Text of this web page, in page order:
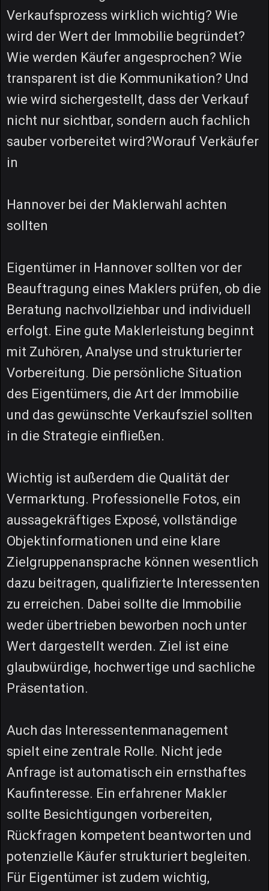
Verkaufsprozess wirklich wichtig? Wie
wird der Wert der Immobilie begründet?
Wie werden Käufer angesprochen? Wie
transparent ist die Kommunikation? Und
wie wird sichergestellt, dass der Verkauf
nicht nur sichtbar, sondern auch fachlich
sauber vorbereitet wird?Worauf Verkäufer
in
Hannover bei der Maklerwahl achten
sollten
Eigentümer in Hannover sollten vor der
Beauftragung eines Maklers prüfen, ob die
Beratung nachvollziehbar und individuell
erfolgt. Eine gute Maklerleistung beginnt
mit Zuhören, Analyse und strukturierter
Vorbereitung. Die persönliche Situation
des Eigentümers, die Art der Immobilie
und das gewünschte Verkaufsziel sollten
in die Strategie einfließen.
Wichtig ist außerdem die Qualität der
Vermarktung. Professionelle Fotos, ein
aussagekräftiges Exposé, vollständige
Objektinformationen und eine klare
Zielgruppenansprache können wesentlich
dazu beitragen, qualifizierte Interessenten
zu erreichen. Dabei sollte die Immobilie
weder übertrieben beworben noch unter
Wert dargestellt werden. Ziel ist eine
glaubwürdige, hochwertige und sachliche
Präsentation.
Auch das Interessentenmanagement
spielt eine zentrale Rolle. Nicht jede
Anfrage ist automatisch ein ernsthaftes
Kaufinteresse. Ein erfahrener Makler
sollte Besichtigungen vorbereiten,
Rückfragen kompetent beantworten und
potenzielle Käufer strukturiert begleiten.
Für Eigentümer ist zudem wichtig,